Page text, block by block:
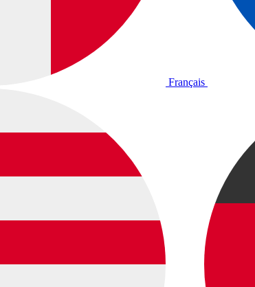
Français